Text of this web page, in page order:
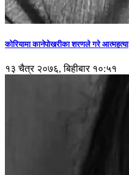
कोरियामा कानेपोखरीका शरणले गरे आत्महत्या
१३ चैत्र २०७६, बिहीबार १०:५१